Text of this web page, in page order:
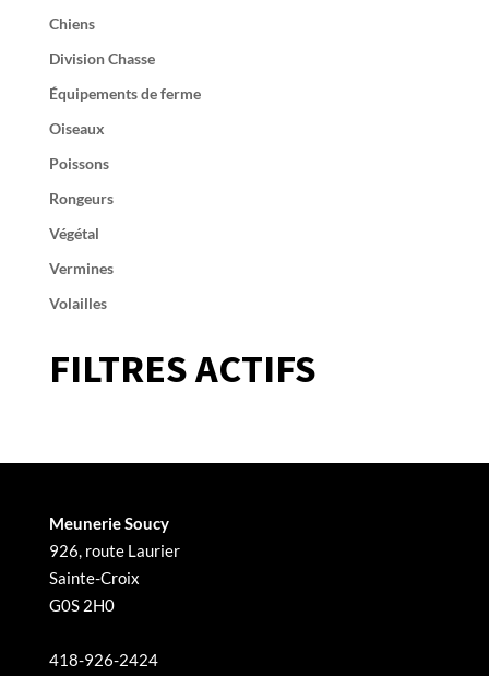
Chiens
Division Chasse
Équipements de ferme
Oiseaux
Poissons
Rongeurs
Végétal
Vermines
Volailles
FILTRES ACTIFS
Meunerie Soucy
926, route Laurier
Sainte-Croix
G0S 2H0
418-926-2424